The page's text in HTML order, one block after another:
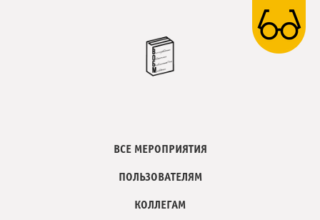
ВСЕ МЕРОПРИЯТИЯ
ПОЛЬЗОВАТЕЛЯМ
КОЛЛЕГАМ